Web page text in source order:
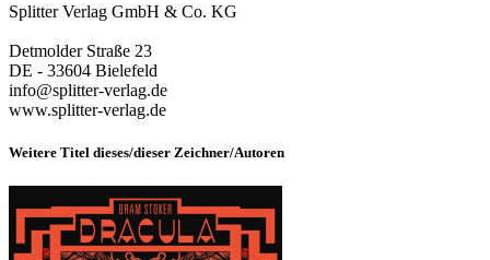
Splitter Verlag GmbH & Co. KG
Detmolder Straße 23
DE - 33604 Bielefeld
info@splitter-verlag.de
www.splitter-verlag.de
Weitere Titel dieses/dieser Zeichner/Autoren